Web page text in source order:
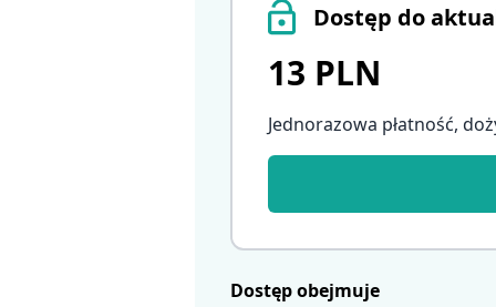
Dostęp do
13 PLN
Jednorazowa płatność,
Dostęp obejmuje